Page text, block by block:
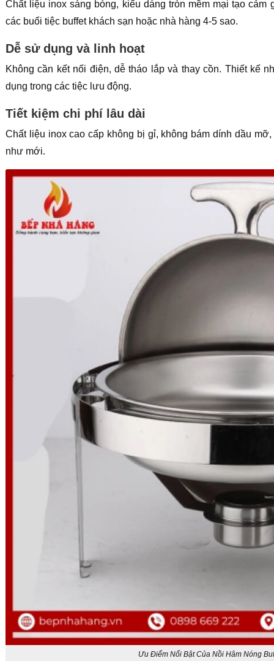
Chất liệu inox sáng bóng, kiểu dáng tròn mềm mại tạo
các buổi tiệc buffet khách sạn hoặc nhà hàng 4-5 sao.
Dễ sử dụng và linh hoạt
Không cần kết nối điện, dễ tháo lắp và thay cồn. Thiết kế
dụng trong các tiệc lưu động.
Tiết kiệm chi phí lâu dài
Chất liệu inox cao cấp không bị gỉ, không bám dính dầu
như mới.
Ưu Điểm Nổi Bật Của Nồi Hâm Nóng